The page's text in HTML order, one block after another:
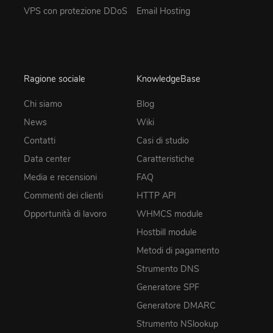
VPS con protezione DDoS
Email Hosting
Ragione sociale
Chi siamo
News
Contatti
Data center
Media e recensioni
Commenti dei clienti
Opportunità di lavoro
KnowledgeBase
Blog
Wiki
Casi di studio
Caratteristiche
FAQ
HTTP API
WHMCS module
Hostbill module
Metodi di pagamento
Strumento DNS
Generatore SPF
Generatore DMARC
Strumento NSlookup